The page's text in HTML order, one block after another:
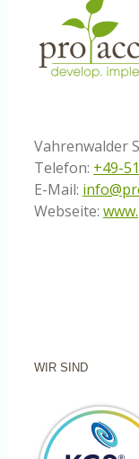
Vahrenwalder
Telefon: +49-
E-Mail:
Webseite:
WIR SIND